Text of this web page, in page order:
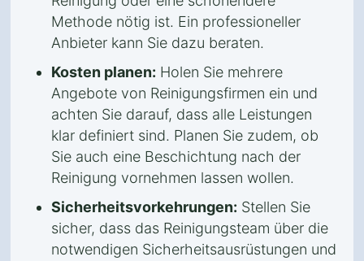
Methode nötig ist. Ein professioneller
Anbieter kann Sie dazu beraten.
Kosten planen: Holen Sie mehrere
Angebote von Reinigungsfirmen ein und
achten Sie darauf, dass alle Leistungen
klar definiert sind. Planen Sie zudem, ob
Sie auch eine Beschichtung nach der
Reinigung vornehmen lassen wollen.
Sicherheitsvorkehrungen: Stellen Sie
sicher, dass das Reinigungsteam über die
notwendigen Sicherheitsausrüstungen und